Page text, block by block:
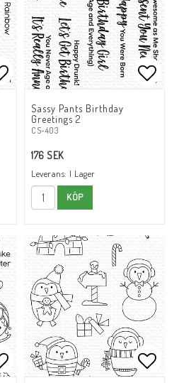
Lägg till i favoritlistan
Sassy Pants Birthday
Greetings 2
CS-403
176 SEK
Leverans: I Lager
KÖP